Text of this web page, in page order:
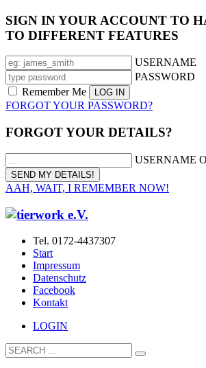
SIGN IN YOUR ACCOUNT TO
TO DIFFERENT FEATURES
USERNAME
PASSWORD
Remember Me
FORGOT YOUR PASSWORD?
FORGOT YOUR DETAILS?
USERNAME
AAH, WAIT, I REMEMBER NOW!
Tel. 0172-4437307
Start
Impressum
Datenschutz
Facebook
Kontakt
LOGIN